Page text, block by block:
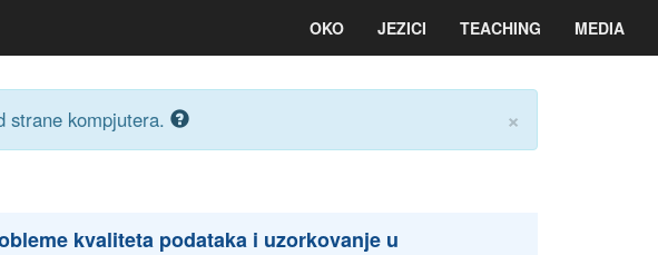
OKO JEZICI TEACHING MEDIA
strane kompjutera. ×
kvaliteta podataka i uzorkovanje u